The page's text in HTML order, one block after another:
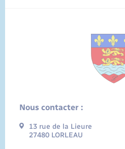
Nous contacter :
13 rue de la Lieure
27480 LORLEAU